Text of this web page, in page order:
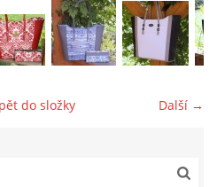
eStránky.cz
Další →
do složky